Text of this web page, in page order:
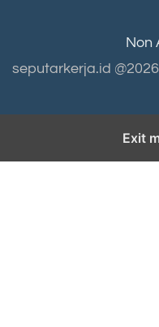
Non
seputarkerja.id
Exit